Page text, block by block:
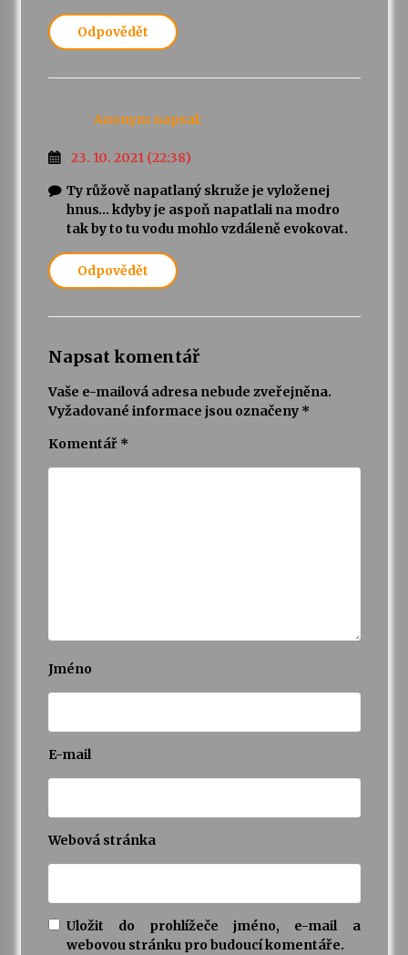
Odpovědět
Anonym napsal:
23. 10. 2021 (22:38)
Ty růžově napatlaný skruže je vyloženej
hnus… kdyby je aspoň napatlali na modro
tak by to tu vodu mohlo vzdáleně evokovat.
Odpovědět
Napsat komentář
Vaše e-mailová adresa nebude zveřejněna.
Vyžadované informace jsou označeny *
Komentář *
Jméno
E-mail
Webová stránka
Uložit do prohlížeče jméno, e-mail a
webovou stránku pro budoucí komentáře.